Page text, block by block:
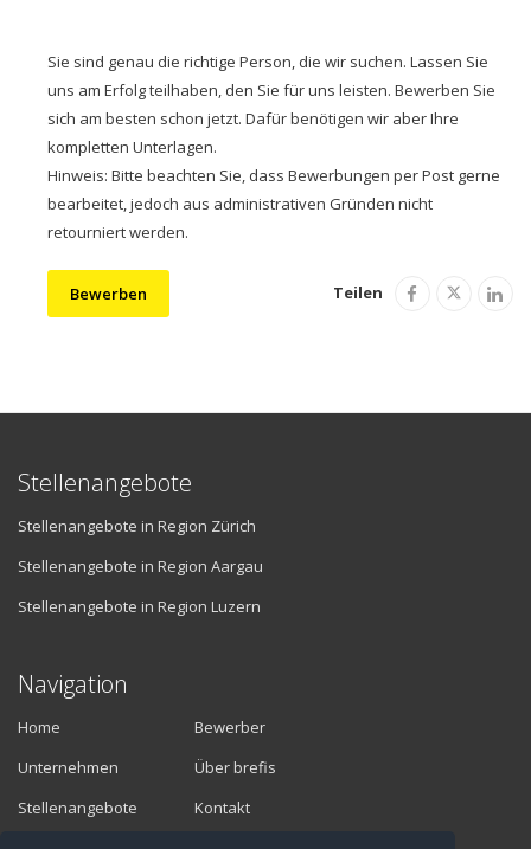
Sie sind genau die richtige Person, die wir suchen. Lassen Sie
uns am Erfolg teilhaben, den Sie für uns leisten. Bewerben Sie
sich am besten schon jetzt. Dafür benötigen wir aber Ihre
kompletten Unterlagen.
Hinweis: Bitte beachten Sie, dass Bewerbungen per Post gerne
bearbeitet, jedoch aus administrativen Gründen nicht
retourniert werden.
Bewerben Teilen
Stellenangebote
Stellenangebote in Region Zürich
Stellenangebote in Region Aargau
Stellenangebote in Region Luzern
Navigation
Home
Unternehmen
Stellenangebote
Bewerber
Über brefis
Kontakt